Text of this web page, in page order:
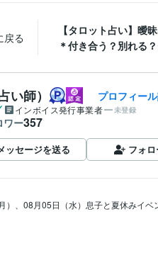
戻る
【タロット占い】曖
＊付き合う？別れる
い師） プロフィー
インボイス発行事業者 未登録
ワー357
ッセージを送る フォ
）、08月05日（水）息子と夏休みイベ